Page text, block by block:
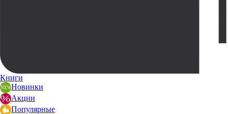
Книги
Новинки
Акции
Популярные